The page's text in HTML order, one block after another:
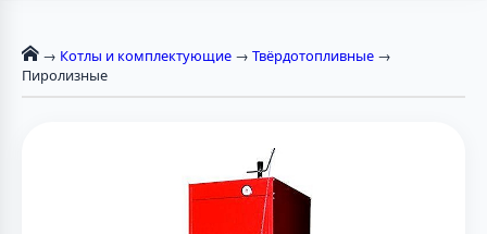
→ Котлы и комплектующие → Твёрдотопливные →
Пиролизные